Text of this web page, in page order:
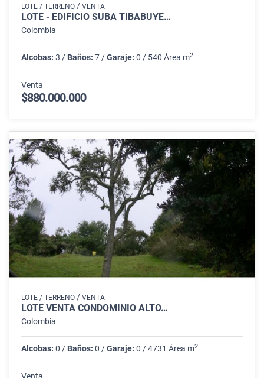
LOTE / TERRENO / VENTA
LOTE - EDIFICIO SUBA TIBABUYE…
Colombia
Alcobas: 3 / Baños: 7 /Garaje: 0 / 540 Área m2
Venta
$880.000.000
LOTE / TERRENO / VENTA
LOTE VENTA CONDOMINIO ALTO…
Colombia
Alcobas: 0 / Baños: 0 /Garaje: 0 / 4731 Área m2
Venta